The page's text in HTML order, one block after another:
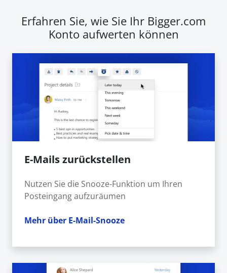
Erfahren Sie, wie Sie Ihr Bigger.com
Konto aufwerten können
E-Mails zurückstellen
Nutzen Sie die Snooze-Funktion um Ihren
Posteingang aufzuräumen
Mehr über E-Mail-Snooze